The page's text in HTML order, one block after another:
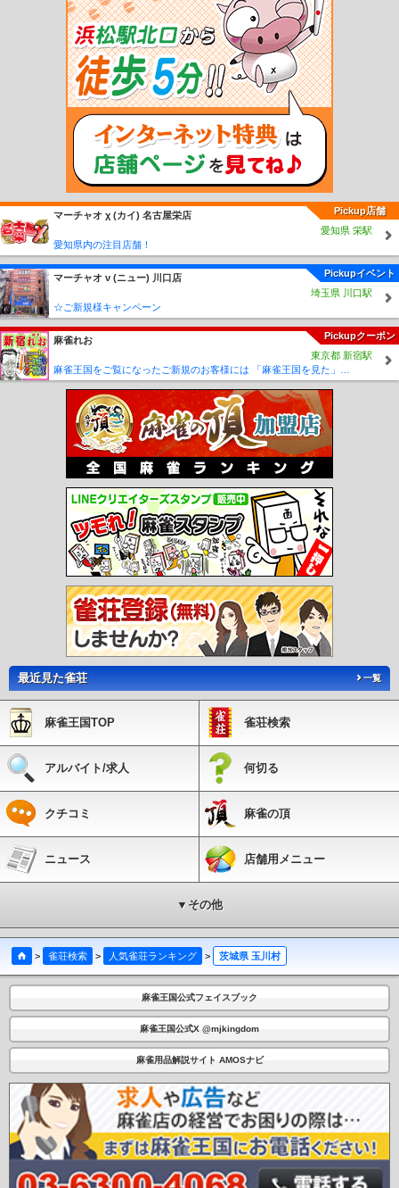
研究学園駅 つくば駅 阿字ヶ浦駅 磯崎駅 平磯駅 殿山駅 那珂湊駅
日工前駅 西取手駅 寺原駅 新取手駅 稲戸井駅 戸頭駅
小絹駅 水海道駅 北水海道駅 中妻駅 三妻駅 南石下駅
下妻駅 大宝駅 騰波ノ江駅 黒子駅 大田郷駅 ゆめみ野駅
鉾田駅 坂戸駅 巴川駅 借宿前駅 榎本駅 玉造町駅 浜駅
小川高校下駅 常陸小川駅 四箇村駅 新高浜駅 玉里駅 東田中駅
常澄駅 大洗駅 涸沼駅 鹿島旭駅 徳宿駅 新鉾田駅
鹿島灘駅 鹿島大野駅 長者ヶ浜潮騒はまなす公園前駅 荒野台駅
ひぐち駅
Pickup店舗
マーチャオ χ (カイ) 名古屋栄店
愛知県 栄駅
愛知県内の注目店舗！
Pickupイベント
マーチャオ ν (ニュー) 川口店
埼玉県 川口駅
☆ご新規様キャンペーン
Pickupクーポン
麻雀れお
東京都 新宿駅
最近見た雀荘 一覧
麻雀王国TOP 雀荘検索
アルバイト/求人 何切る
クチコミ 麻雀の頂
ニュース 店舗用メニュー
▼その他
> 雀荘検索 > 人気雀荘ランキング > 茨城県 玉川村
麻雀王国公式フェイスブック
麻雀王国公式X @mjkingdom
麻雀用品解説サイト AMOSナビ